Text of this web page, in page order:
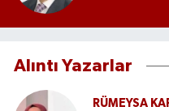
Alıntı Yazarlar
RÜMEYSA